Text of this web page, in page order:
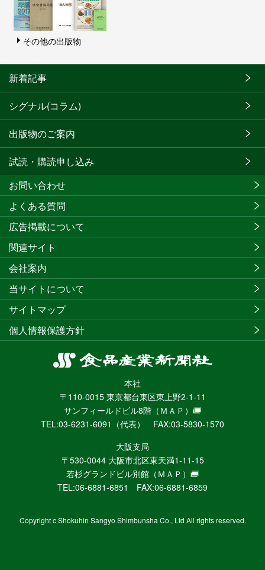
その他の出版物
新着記事
シグナル(コラム)
出版物のご案内
試読・購読申し込み
食
産
業
新
聞
社
ニ
ュ
ー
WEB
本社
〒110-0015 東京都台東区東上野2-1-11
サンフィールドビル8階 （ＭＡＰ）
TEL:03-6231-6091（代表） FAX:03-5830-1570
大阪支局
〒530-0044 大阪市北区東天満1-11-15
若杉グランドビル別館 （ＭＡＰ）
TEL:06-6881-6851 FAX:06-6881-6859
お問い合わせ
よくある質問
広告掲載について
関連サイト
会社案内
当サイトについて
サイトマップ
個人情報保護方針
Copyright c Shokuhin Sangyo Shimbunsha Co., Ltd All rights reserved.